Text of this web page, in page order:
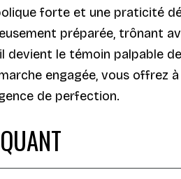
forte et une praticité
préparée, trônant
devient le témoin palpable
engagée, vous offrez
de perfection.